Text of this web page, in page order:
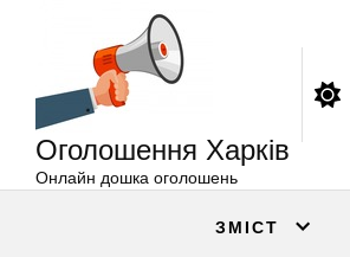
Оголошення Харків
Онлайн дошка оголошень
ЗМІСТ